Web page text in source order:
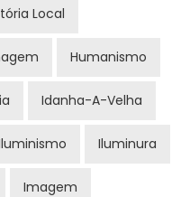
Local
Humanismo
Idanha-A-Velha
Iluminura
Imagem